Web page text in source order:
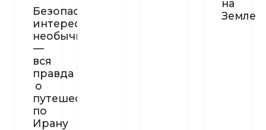
Безопасно,
интересно,
необычно
—
вся
правда
о
путешествии
по
Ирану
на
Земле